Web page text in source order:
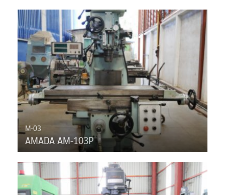
M-03
AMADA AM-103P